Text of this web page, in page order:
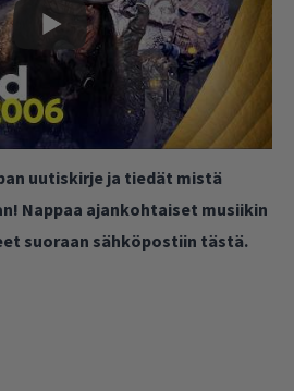
uutiskirje ja tiedät mistä
Nappaa ajankohtaiset musiikin
suoraan sähköpostiin tästä.